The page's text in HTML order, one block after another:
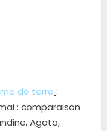
de terre :
: comparaison
Agata,